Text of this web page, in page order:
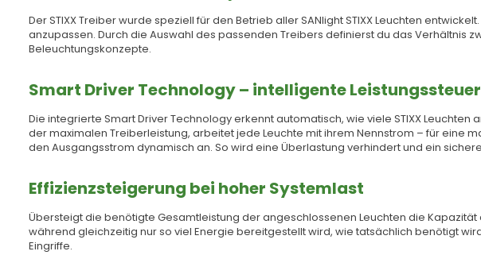
Der STIXX Treiber wurde speziell für den Betrieb aller SANlight STIXX Leuchten
anzupassen. Durch die Auswahl des passenden Treibers definierst du das Verhältnis
Beleuchtungskonzepte.
Smart Driver Technology – intelligente
Die integrierte Smart Driver Technology erkennt automatisch, wie viele STIXX
der maximalen Treiberleistung, arbeitet jede Leuchte mit ihrem Nennstrom – für eine
den Ausgangsstrom dynamisch an. So wird eine Überlastung verhindert und ein
Effizienzsteigerung bei hoher Systemlast
Übersteigt die benötigte Gesamtleistung der angeschlossenen Leuchten die
während gleichzeitig nur so viel Energie bereitgestellt wird, wie tatsächlich benötigt
Eingriffe.